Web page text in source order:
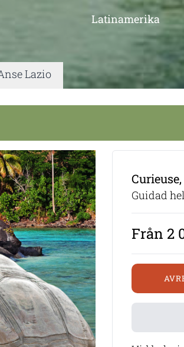
Latinamerika
Lazio
Guidad
Från 2